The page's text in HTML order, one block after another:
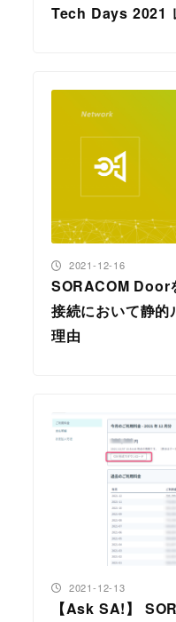
Tech Days 2021
SORACOM Door
接続において静的
理由
投稿日
2021-12-16
【Ask SA!】
投稿日
2021-12-13